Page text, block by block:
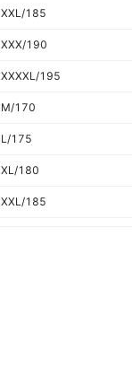
XXL/185
XXX/190
XXXXL/195
M/170
L/175
XL/180
XXL/185